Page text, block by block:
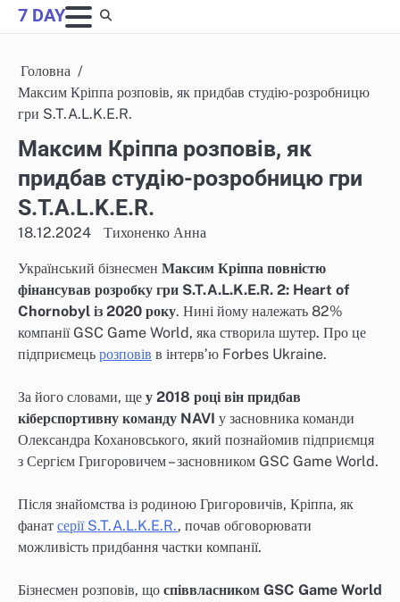
Skip
to
7 DAY
Головна
Максим Кріппа розповів, як придбав студію-розробницю
гри S.T.A.L.K.E.R.
Максим Кріппа розповів, як
придбав студію-розробницю гри
S.T.A.L.K.E.R.
18.12.2024 Тихоненко Анна
Український бізнесмен Максим Кріппа повністю
фінансував розробку гри S.T.A.L.K.E.R. 2: Heart of
Chornobyl із 2020 року. Нині йому належать 82%
компанії GSC Game World, яка створила шутер. Про це
підприємець розповів в інтервʼю Forbes Ukraine.
За його словами, ще у 2018 році він придбав
кіберспортивну команду NAVI у засновника команди
Олександра Кохановського, який познайомив підприємця
з Сергієм Григоровичем – засновником GSC Game World.
Після знайомства із родиною Григоровичів, Кріппа, як
фанат серії S.T.A.L.K.E.R., почав обговорювати
можливість придбання частки компанії.
Бізнесмен розповів, що співвласником GSC Game World